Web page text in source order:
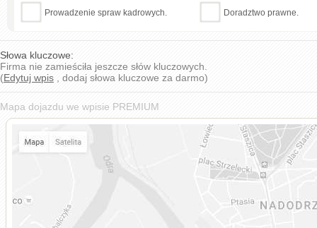
Prowadzenie spraw kadrowych. Doradztwo prawne.
Słowa kluczowe:
Firma nie zamieściła jeszcze słów kluczowych.
(Edytuj wpis , dodaj słowa kluczowe za darmo)
Mapa dojazdu we wpisie PREMIUM